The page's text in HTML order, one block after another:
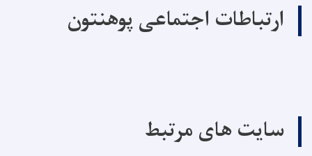
ارتباطات اجتماعی پوهنتون
سایت های مرتبط